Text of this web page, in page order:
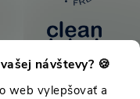
návštevy? 🍪
web vylepšovať a